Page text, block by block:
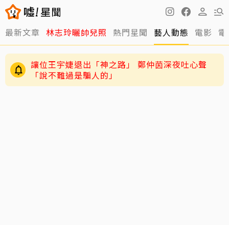
最新文章 林志玲曬帥兒照 熱門星聞 藝人動態 電影
讓位王宇婕退出「神之路」 鄭仲茵深夜吐心聲
「說不難過是騙人的」